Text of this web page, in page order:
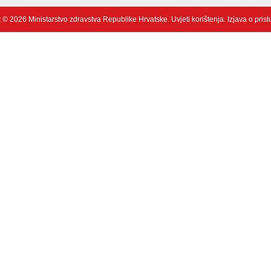
© 2026 Ministarstvo zdravstva Republike Hrvatske. Uvjeti korištenja. Izjava o